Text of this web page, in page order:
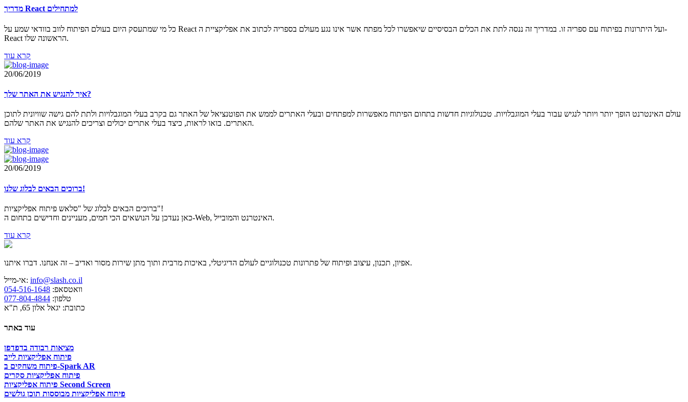
מדריך React למתחילים
כל מי שמתעסק היום בעולם הפיתוח לווב בוודאי שמע על React ועל היתרונות בפיתוח עם ספריה זו. במדריך זה ננסה לתת את הכלים הבסיסיים שיאפשרו לכל מפתח אשר אינו נגע מעולם בספריה לכתוב את אפליקציית ה-
React הראשונה שלו.
קרא עוד
20/06/2019
איך להנגיש את האתר שלך?
עולם האינטרנט הופך יותר ויותר לנגיש עבור בעלי המוגבלויות. טכנולוגיות חדשות בתחום הפיתוח מאפשרות למפתחים ובעלי האתרים לממש את הפוטנציאל של האתר גם בקרב בעלי המוגבלויות ולתת להם גישה שוויונית לתוכן
האתרים. בואו לראות, כיצד בעלי אתרים יכולים וצריכים להנגיש את האתר שלהם.
קרא עוד
20/06/2019
ברוכים הבאים לבלוג שלנו!
ברוכים הבאים לבלוג של "סלאש פיתוח אפליקציות"!
כאן נעדכן על הנושאים הכי חמים, מעניינים וחדישים בתחום ה-Web, האינטרנט והמובייל.
קרא עוד
אפיון, תכנון, עיצוב ופיתוח של פתרונות טכנולוגיים לעולם הדיגיטלי, באיכות מרבית ותוך מתן שירות מסור ואדיב – זה אנחנו. דברו איתנו.
אי-מייל: info@slash.co.il
וואטסאפ: 054-516-1648
טלפון: 077-804-4844
כתובת: יגאל אלון 65, ת"א
עוד באתר
מציאות רבודה בדפדפן
פיתוח אפליקציות לייב
פיתוח משחקים ב-Spark AR
פיתוח אפליקציות סקרים
פיתוח אפליקציות Second Screen
פיתוח אפליקציות מבוססות תוכן גולשים